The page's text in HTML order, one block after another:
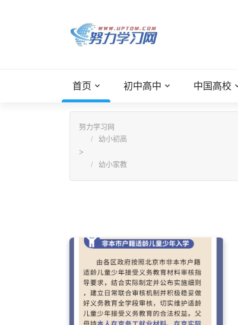
首页 初中高中 中国高校
努力学习网
幼小初高
>
幼小家教